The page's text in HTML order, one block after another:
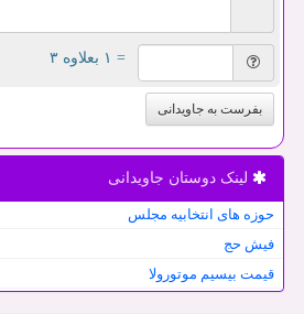
= ۱ بعلاوه ۳
بفرست به جاویدانی
لینک دوستان جاویدانی
حوزه های انتخابیه مجلس
فیش حج
قیمت بیسیم موتورولا